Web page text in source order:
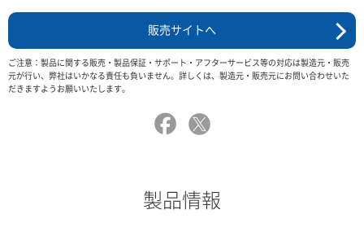
販売サイトへ
ご注意：製品に関する販売・製品保証・サポート・アフターサービス等の対応は製造元・販売
元が行い、弊社はいかなる責任も負いません。詳しくは、製造元・販売元にお問い合わせいた
だきますようお願いいたします。
製品情報